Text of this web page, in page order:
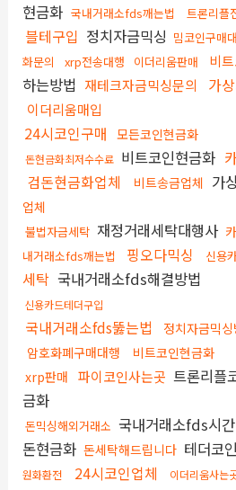
현금화 국내거래소fds깨는법 트론리플
블테구입 정치자금믹싱 밈코인구매
화문의
xrp전송대행 이더리움판매 비
하는방법 재테크자금믹싱문의 가
이더리움매입
24시코인구매 모든코인현금화
돈현금화최저수수료 비트코인현금화
검돈현금화업체
비트송금업체 가
업체
불법자금세탁 재정거래세탁대행사
내거래소fds깨는법
핑오다믹싱 신용
세탁 국내거래소fds해결방법
신용카드테더구입
국내거래소fds뚫는법 정치자금믹싱
암호화폐구매대행
비트코인현금화
xrp판매
파이코인사는곳 트론리플
금화
돈믹싱해외거래소 국내거래소fds시간
돈현금화 돈세탁해드립니다 테더코
원화환전
24시코인업체 이더리움사는